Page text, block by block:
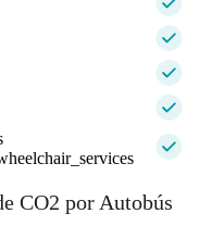
CO2 por Autobús